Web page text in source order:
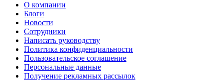
О компании
Блоги
Новости
Сотрудники
Написать руководству
Политика конфиденциальности
Пользовательское соглашение
Персональные данные
Получение рекламных рассылок